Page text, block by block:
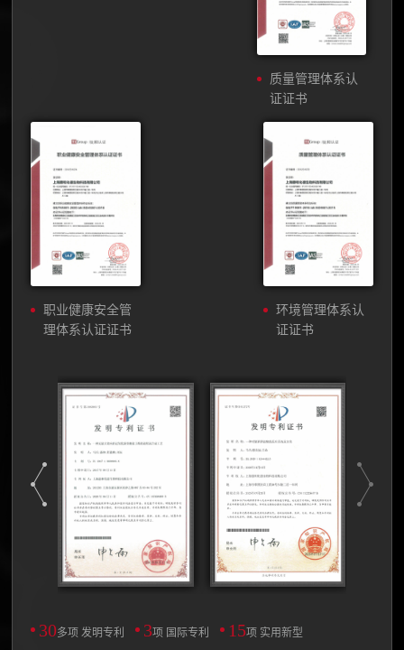
质量管理体系认
证证书
职业健康安全管
理体系认证证书
环境管理体系认
证证书
30多项 发明专利 3项 国际专利 15项 实用新型